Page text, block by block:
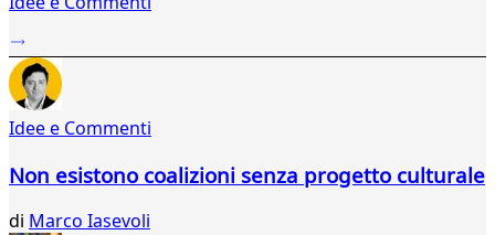
Idee e Commenti
Non esistono coalizioni senza progetto culturale
di Marco Iasevoli